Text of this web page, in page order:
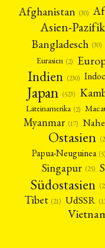
Afghanistan (30)
Asien-Pazifik
Bangladesch (30)
Eurasien (2)
Indien (230)
Japan (523)
Lateinamerika (2)
Myanmar (17)
Ostasien
Papua-Neuguinea (5)
Singapur (25)
Südostasien
Tibet (21) UdSSR